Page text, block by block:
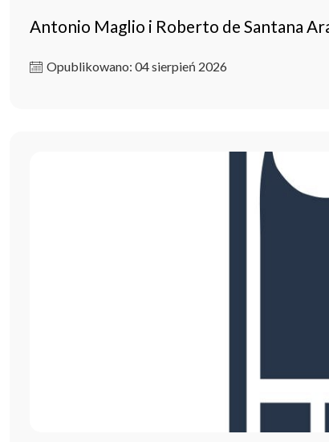
Antonio Maglio i Roberto de Santana
Opublikowano: 04 sierpień 2026